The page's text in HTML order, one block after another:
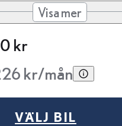
Visa mer
kr
kr/mån
VÄLJ BIL